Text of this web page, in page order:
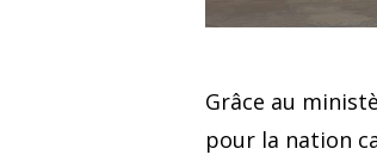
Grâce au
pour la nation